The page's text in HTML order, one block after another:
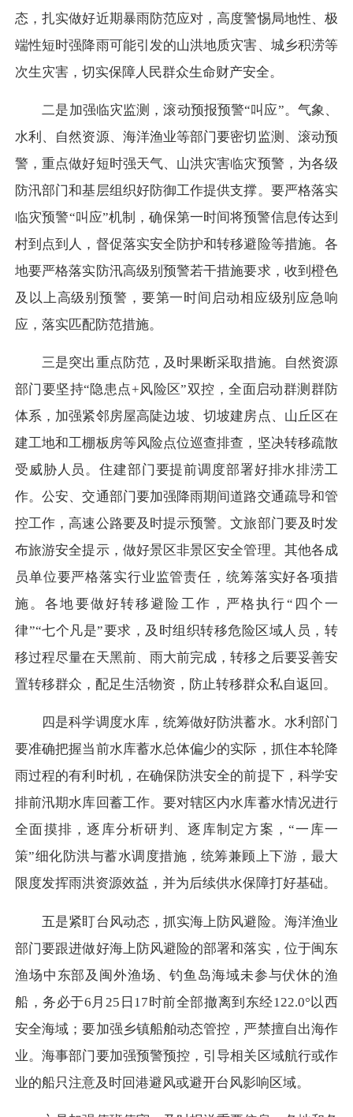
态，扎实做好近期暴雨防范应对，高度警惕局地性、极
端性短时强降雨可能引发的山洪地质灾害、城乡积涝等
次生灾害，切实保障人民群众生命财产安全。
二是加强临灾监测，滚动预报预警“叫应”。气象、
水利、自然资源、海洋渔业等部门要密切监测、滚动预
警，重点做好短时强天气、山洪灾害临灾预警，为各级
防汛部门和基层组织好防御工作提供支撑。要严格落实
临灾预警“叫应”机制，确保第一时间将预警信息传达到
村到点到人，督促落实安全防护和转移避险等措施。各
地要严格落实防汛高级别预警若干措施要求，收到橙色
及以上高级别预警，要第一时间启动相应级别应急响
应，落实匹配防范措施。
三是突出重点防范，及时果断采取措施。自然资源
部门要坚持“隐患点+风险区”双控，全面启动群测群防
体系，加强紧邻房屋高陡边坡、切坡建房点、山丘区在
建工地和工棚板房等风险点位巡查排查，坚决转移疏散
受威胁人员。住建部门要提前调度部署好排水排涝工
作。公安、交通部门要加强降雨期间道路交通疏导和管
控工作，高速公路要及时提示预警。文旅部门要及时发
布旅游安全提示，做好景区非景区安全管理。其他各成
员单位要严格落实行业监管责任，统筹落实好各项措
施。各地要做好转移避险工作，严格执行“四个一
律”“七个凡是”要求，及时组织转移危险区域人员，转
移过程尽量在天黑前、雨大前完成，转移之后要妥善安
置转移群众，配足生活物资，防止转移群众私自返回。
四是科学调度水库，统筹做好防洪蓄水。水利部门
要准确把握当前水库蓄水总体偏少的实际，抓住本轮降
雨过程的有利时机，在确保防洪安全的前提下，科学安
排前汛期水库回蓄工作。要对辖区内水库蓄水情况进行
全面摸排，逐库分析研判、逐库制定方案，“一库一
策”细化防洪与蓄水调度措施，统筹兼顾上下游，最大
限度发挥雨洪资源效益，并为后续供水保障打好基础。
五是紧盯台风动态，抓实海上防风避险。海洋渔业
部门要跟进做好海上防风避险的部署和落实，位于闽东
渔场中东部及闽外渔场、钓鱼岛海域未参与伏休的渔
船，务必于6月25日17时前全部撤离到东经122.0°以西
安全海域；要加强乡镇船舶动态管控，严禁擅自出海作
业。海事部门要加强预警预控，引导相关区域航行或作
业的船只注意及时回港避风或避开台风影响区域。